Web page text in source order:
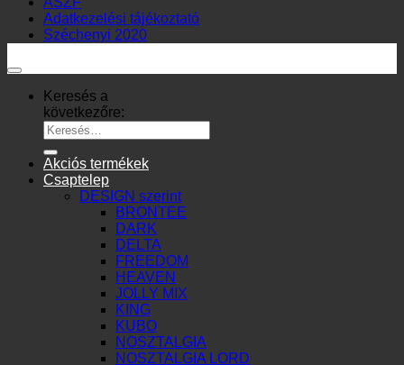
Adatkezelési tájékoztató
Széchenyi 2020
Keresés a
következőre:
Akciós termékek
Csaptelep
DESIGN szerint
BRONTEE
DARK
DELTA
FREEDOM
HEAVEN
JOLLY MIX
KING
KUBO
NOSZTALGIA
NOSZTALGIA LORD